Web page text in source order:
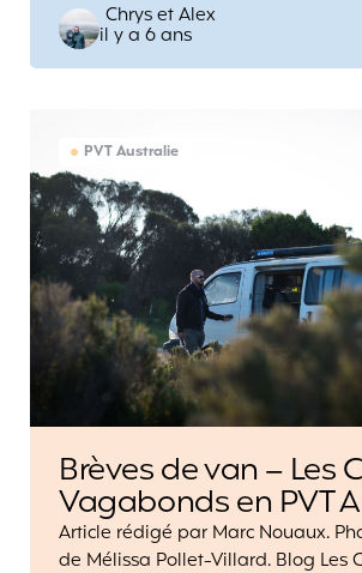
Posted
by
Chrys et Alex
il y a 6 ans
PVT Australie
Brèves de van – Les
Vagabonds en PVT
Article rédigé par Marc Nouaux.
de Mélissa Pollet-Villard. Blog Les